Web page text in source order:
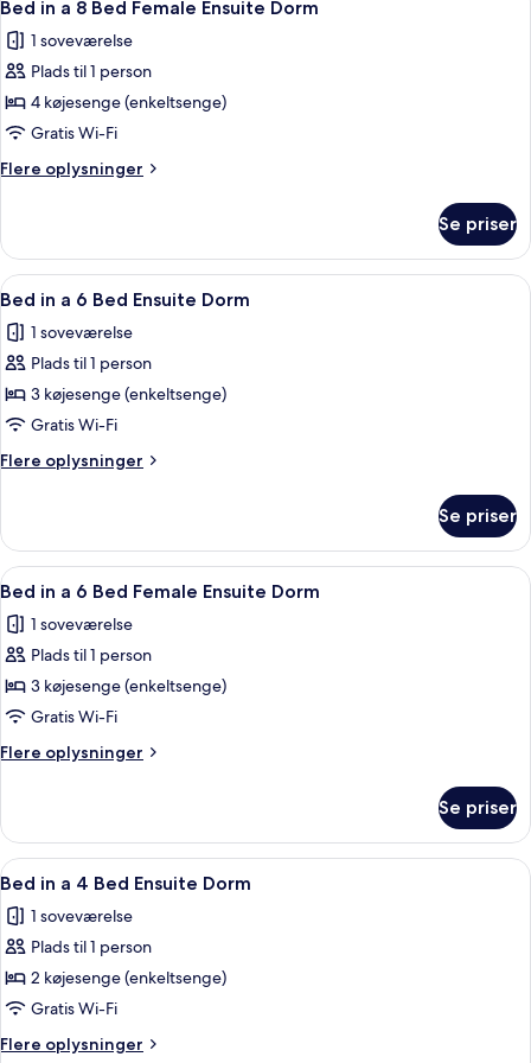
alle
billeder
af
Bed
in
a
8
Female
Ensuite
Dorm
Bed in a 8 Bed Female Ensuite Dorm
1 soveværelse
Plads til 1 person
4 køjesenge (enkeltsenge)
Gratis Wi-Fi
Flere oplysninger
Flere
in
8
Female
Ensuite
Se priser
Indlæs
alle
billeder
af
Bed
in
a
6
Ensuite
Dorm
Et sovesal med køjesenge, et bord,
4
Bed in a 6 Bed Ensuite Dorm
1 soveværelse
Plads til 1 person
3 køjesenge (enkeltsenge)
Gratis Wi-Fi
Flere oplysninger
Flere
in
6
Ensuite
Dorm
Se priser
Indlæs
alle
billeder
af
Bed
in
a
6
Female
Ensuite
Dorm
En køjeseng med et vindue, et bord
6
Bed in a 6 Bed Female Ensuite Dorm
1 soveværelse
Plads til 1 person
3 køjesenge (enkeltsenge)
Gratis Wi-Fi
Flere oplysninger
Flere
in
6
Female
Ensuite
Se priser
Indlæs
alle
billeder
af
Bed
in
a
En køjeseng med skrivebord og
4
Bed in a 4 Bed Ensuite Dorm
1 soveværelse
Plads til 1 person
2 køjesenge (enkeltsenge)
Gratis Wi-Fi
Flere oplysninger
Flere